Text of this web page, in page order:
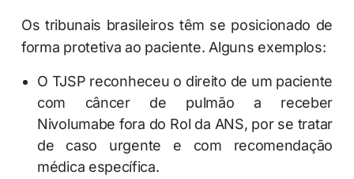
Os tribunais brasileiros têm se posicionado de
forma protetiva ao paciente. Alguns exemplos:
O TJSP reconheceu o direito de um paciente
com câncer de pulmão a receber
Nivolumabe fora do Rol da ANS, por se tratar
de caso urgente e com recomendação
médica específica.